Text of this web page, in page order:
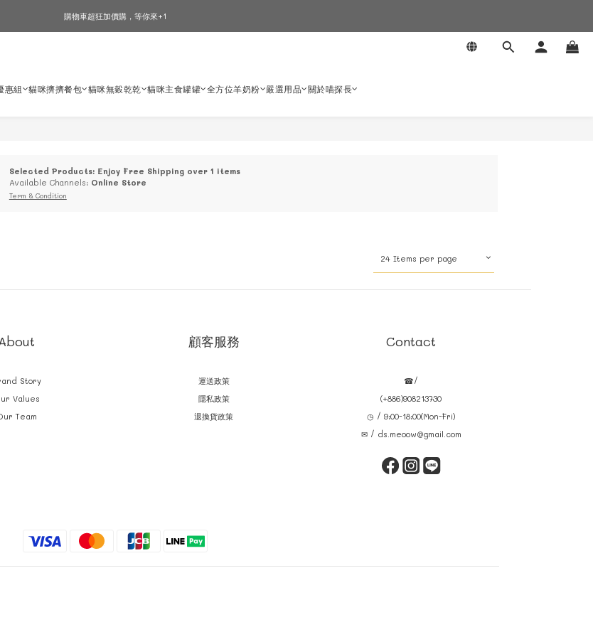
🎉加入會員即可享有驚喜優惠🎉
購物車超狂加價購，等你來+1
惠組 貓咪擠擠餐包 貓咪無穀乾乾 貓咪主食罐罐 全方位羊奶粉 嚴選用品 關於喵探長
Selected Products: Enjoy Free Shipping over 1 items
Available Channels: Online Store
Term & Condition
24 Items per page
Story
Values
Team
顧客服務
運送政策
隱私政策
退換貨政策
Contact
☎/
(+886)908213730
◷ / 9:00-18:00(Mon-Fri)
✉ / ds.meoow@gmail.com